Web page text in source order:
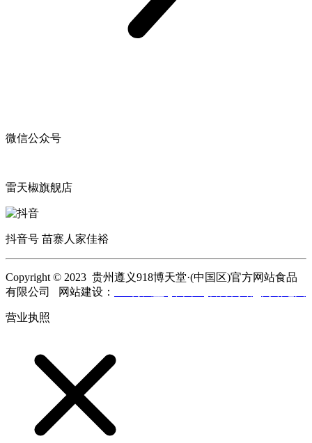
微信公众号
雷天椒旗舰店
抖音号 苗寨人家佳裕
Copyright © 2023 贵州遵义918博天堂·(中国区)官方网站食品
有限公司 网站建设：
营业执照